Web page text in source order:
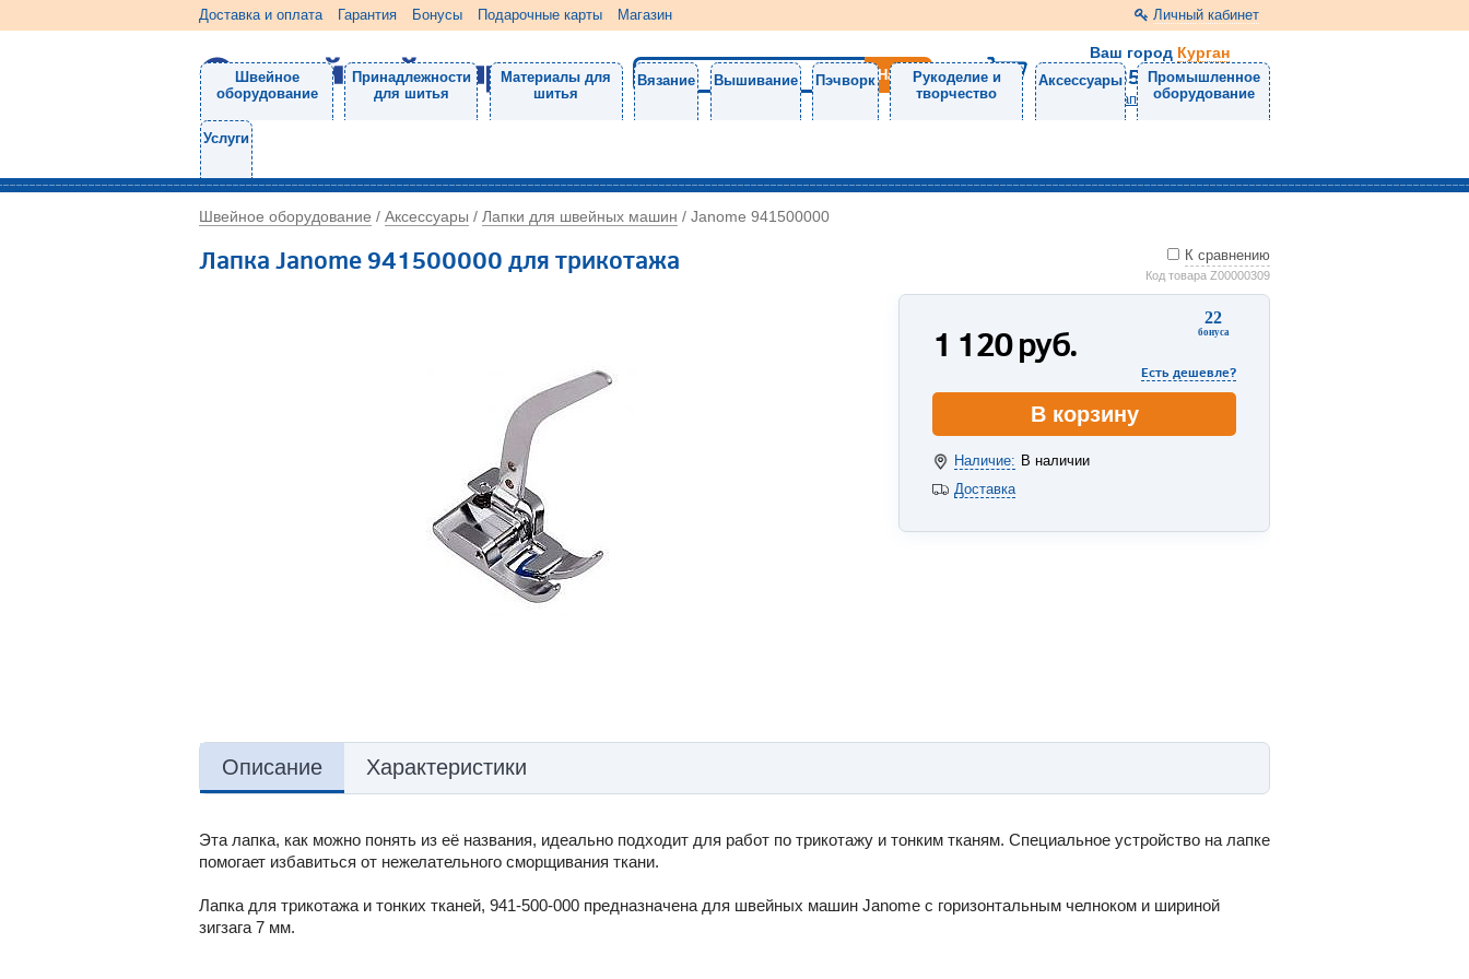
Доставка и оплата Гарантия Бонусы Подарочные карты Магазин Личный кабинет
Ваш город Курган
8 (3522) 46-05-10
Напишите нам
Швейное
оборудование
Принадлежности
для шитья
Материалы для
шитья
Вязание Вышивание Пэчворк
Рукоделие и
творчество
Аксессуары
Промышленное
оборудование
Услуги
Швейное оборудование / Аксессуары / Лапки для швейных машин / Janome 941500000
Лапка Janome 941500000 для трикотажа К сравнению
Код товара Z00000309
22
бонуса
1 120руб.
Есть дешевле?
В корзину
Наличие: В наличии
Доставка
Описание Характеристики
Эта лапка, как можно понять из её названия, идеально подходит для работ по трикотажу и тонким тканям. Специальное устройство на лапке
помогает избавиться от нежелательного сморщивания ткани.
Лапка для трикотажа и тонких тканей, 941-500-000 предназначена для швейных машин Janome с горизонтальным челноком и шириной
зигзага 7 мм.